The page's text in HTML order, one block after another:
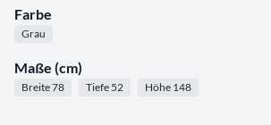
Farbe
Grau
Maße (cm)
Breite 78 Tiefe 52 Höhe 148